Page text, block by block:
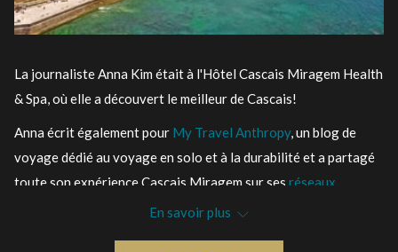
La journaliste Anna Kim était à l'Hôtel Cascais Miragem Health
& Spa, où elle a découvert le meilleur de Cascais!
Anna écrit également pour My Travel Anthropy, un blog de
voyage dédié au voyage en solo et à la durabilité et a partagé
toute son expérience Cascais Miragem sur ses réseaux
En savoir plus